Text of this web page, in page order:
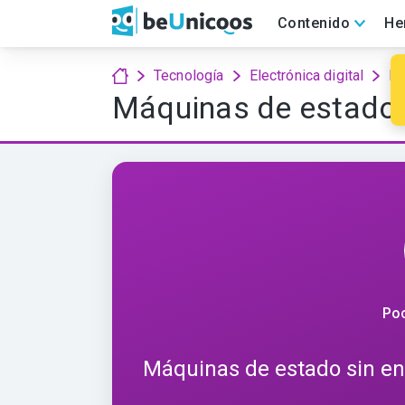
Contenido
Tecnología Electrónica digital
Máquinas de
Máquinas de estado sin